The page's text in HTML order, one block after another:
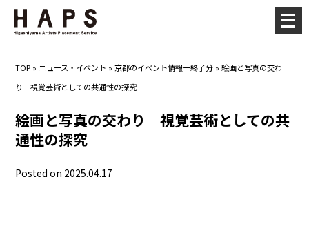
TOP » ニュース・イベント »京都のイベント情報ー終了分 »絵画と写真の交わ
り 視覚芸術としての共通性の探究
絵画と写真の交わり 視覚芸術としての共
通性の探究
Posted on 2025.04.17
メ
ニ
ー
開
く